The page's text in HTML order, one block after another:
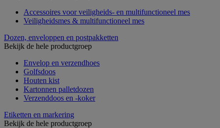
Accessoires voor veiligheids- en multifunctioneel mes
Veiligheidsmes & multifunctioneel mes
Dozen, enveloppen en postpakketten
Bekijk de hele productgroep
Envelop en verzendhoes
Golfsdoos
Houten kist
Kartonnen palletdozen
Verzenddoos en -koker
Etiketten en markering
Bekijk de hele productgroep